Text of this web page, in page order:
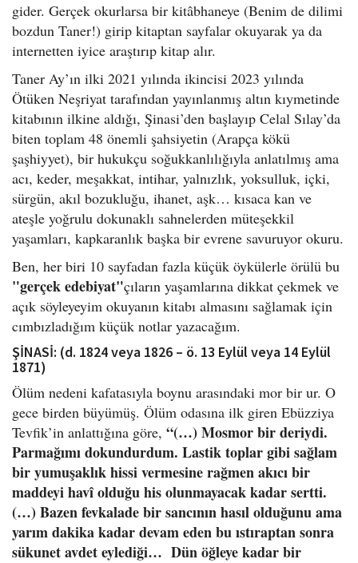
gider. Gerçek okurlarsa bir kitâbhaneye (Benim de dilimi
bozdun Taner!) girip kitaptan sayfalar okuyarak ya da
internetten iyice araştırıp kitap alır.
Taner Ay’ın ilki 2021 yılında ikincisi 2023 yılında
Ötüken Neşriyat tarafından yayınlanmış altın kıymetinde
kitabının ilkine aldığı, Şinasi’den başlayıp Celal Sılay’da
biten toplam 48 önemli şahsiyetin (Arapça kökü
şaşhiyyet), bir hukukçu soğukkanlılığıyla anlatılmış ama
acı, keder, meşakkat, intihar, yalnızlık, yoksulluk, içki,
sürgün, akıl bozukluğu, ihanet, aşk… kısaca kan ve
ateşle yoğrulu dokunaklı sahnelerden müteşekkil
yaşamları, kapkaranlık başka bir evrene savuruyor okuru.
Ben, her biri 10 sayfadan fazla küçük öykülerle örülü bu
"gerçek edebiyat"çıların yaşamlarına dikkat çekmek ve
açık söyleyeyim okuyanın kitabı almasını sağlamak için
cımbızladığım küçük notlar yazacağım.
ŞİNASİ: (d. 1824 veya 1826 – ö. 13 Eylül veya 14 Eylül
1871)
Ölüm nedeni kafatasıyla boynu arasındaki mor bir ur. O
gece birden büyümüş. Ölüm odasına ilk giren Ebüzziya
Tevfik’in anlattığına göre, “(…) Mosmor bir deriydi.
Parmağımı dokundurdum. Lastik toplar gibi sağlam
bir yumuşaklık hissi vermesine rağmen akıcı bir
maddeyi havî olduğu his olunmayacak kadar sertti.
(…) Bazen fevkalade bir sancının hasıl olduğunu ama
yarım dakika kadar devam eden bu ıstıraptan sonra
sükunet avdet eylediği… Dün öğleye kadar bir